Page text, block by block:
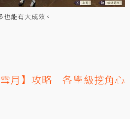
能有大成效。
雪月】攻略 各學級挖角心